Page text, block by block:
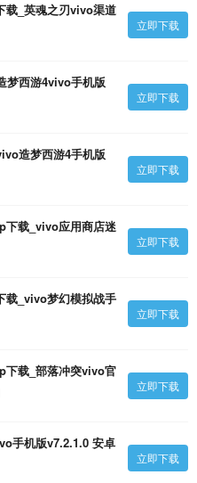
载_英魂之刃vivo渠道
立即下载
梦西游4vivo手机版
立即下载
造梦西游4手机版
立即下载
下载_vivo应用商店迷
版
立即下载
载_vivo梦幻模拟战手
立即下载
下载_部落冲突vivo官
用商店版安卓版
立即下载
手机版v7.2.1.0 安卓
立即下载